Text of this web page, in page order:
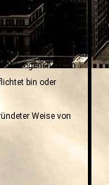
mit dem IT-
auf seinem
Web-Designer.
Daten
bin oder
Weise von